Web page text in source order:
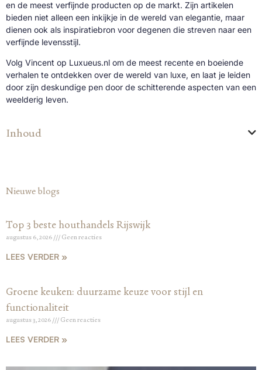
en de meest verfijnde producten op de markt. Zijn artikelen
bieden niet alleen een inkijkje in de wereld van elegantie, maar
dienen ook als inspiratiebron voor degenen die streven naar een
verfijnde levensstijl.
Volg Vincent op Luxueus.nl om de meest recente en boeiende
verhalen te ontdekken over de wereld van luxe, en laat je leiden
door zijn deskundige pen door de schitterende aspecten van een
weelderig leven.
Inhoud
Nieuwe blogs
Top 3 beste houthandels Rijswijk
augustus 6, 2026 Geen reacties
LEES VERDER »
Groene keuken: duurzame keuze voor stijl en
functionaliteit
augustus 3, 2026 Geen reacties
LEES VERDER »